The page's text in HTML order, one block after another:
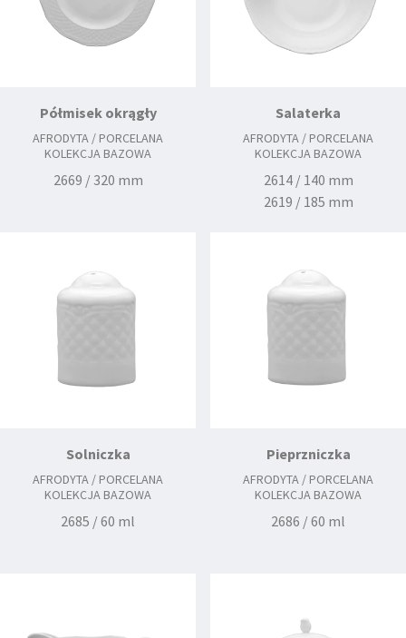
Półmisek okrągły
AFRODYTA / PORCELANA
KOLEKCJA BAZOWA
2669 / 320 mm
Salaterka
AFRODYTA / PORCELANA
KOLEKCJA BAZOWA
2614 / 140 mm
2619 / 185 mm
Solniczka
AFRODYTA / PORCELANA
KOLEKCJA BAZOWA
2685 / 60 ml
Pieprzniczka
AFRODYTA / PORCELANA
KOLEKCJA BAZOWA
2686 / 60 ml